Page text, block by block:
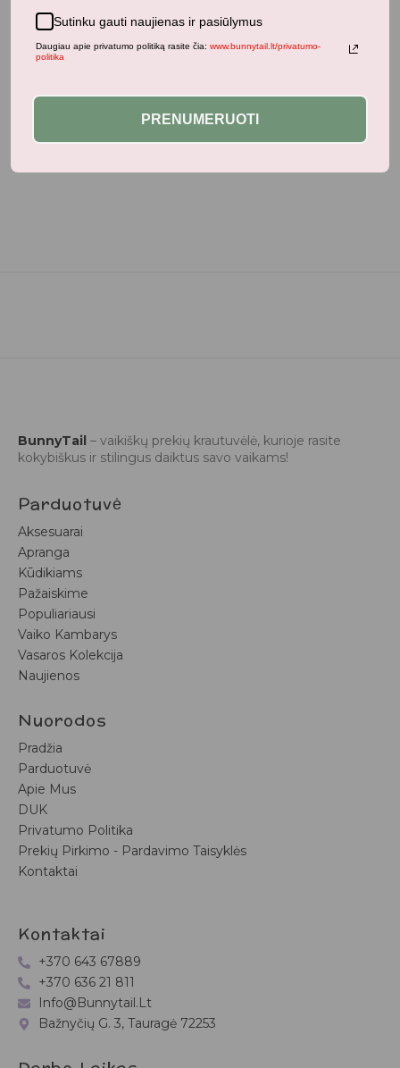
Panašūs produktai
Neseniai žiūrėti produktai
BunnyTail – vaikiškų prekių krautuvėlė, kurioje rasite
kokybiškus ir stilingus daiktus savo vaikams!
Parduotuvė
Aksesuarai
Apranga
Kūdikiams
Pažaiskime
Populiariausi
Vaiko Kambarys
Vasaros Kolekcija
Naujienos
Nuorodos
Pradžia
Parduotuvė
Apie Mus
DUK
Privatumo Politika
Prekių Pirkimo - Pardavimo Taisyklės
Kontaktai
Kontaktai
+370 643 67889
+370 636 21 811
Info@bunnytail.lt
Bažnyčių G. 3, Tauragė 72253
Sutinku gauti naujienas ir pasiūlymus
Daugiau apie privatumo politiką rasite čia: www.bunnytail.lt/privatumo-
politika
PRENUMERUOTI